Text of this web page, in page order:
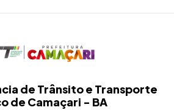
de Trânsito e Transporte
de Camaçari - BA